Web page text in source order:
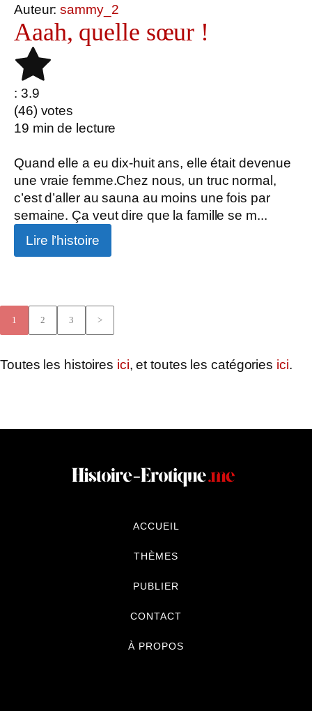
Auteur:sammy_2
Aaah, quelle sœur !
: 3.9
(46) votes
19 min de lecture
Quand elle a eu dix-huit ans, elle était devenue
une vraie femme.Chez nous, un truc normal,
c’est d’aller au sauna au moins une fois par
semaine. Ça veut dire que la famille se m...
Lire l’histoire
1 2 3 >
Toutes les histoires ici, et toutes les catégories ici.
ACCUEIL
THÈMES
PUBLIER
CONTACT
À PROPOS